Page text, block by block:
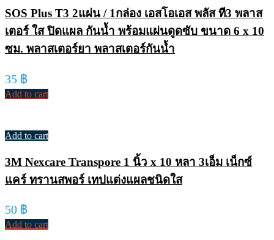
SOS Plus T3 2แผ่น / 1กล่อง เอสโอเอส พลัส ที3 พลาส
เตอร์ ใส ปิดแผล กันน้ำ พร้อมแผ่นดูดซับ ขนาด 6 x 10
ซม. พลาสเตอร์ยา พลาสเตอร์กันน้ำ
35 ฿
Add to cart
Add to cart
3M Nexcare Transpore 1 นิ้ว x 10 หลา 3เอ็ม เน็กซ์
แคร์ ทรานสพอร์ เทปแต่งแผลชนิดใส
50 ฿
Add to cart